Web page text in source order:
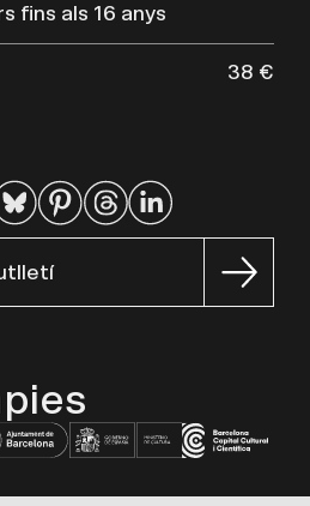
fins als 16 anys
38 €